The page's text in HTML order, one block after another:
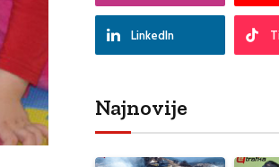
LinkedIn
Najnovije